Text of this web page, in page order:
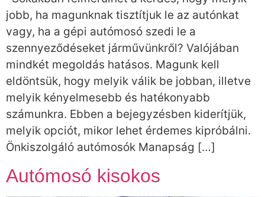
jobb, ha magunknak tisztítjuk le az autónkat
vagy, ha a gépi autómosó szedi le a
szennyeződéseket járművünkről? Valójában
mindkét megoldás hatásos. Magunk kell
eldöntsük, hogy melyik válik be jobban, illetve
melyik kényelmesebb és hatékonyabb
számunkra. Ebben a bejegyzésben kiderítjük,
melyik opciót, mikor lehet érdemes kipróbálni.
Önkiszolgáló autómosók Manapság […]
Autómosó kisokos